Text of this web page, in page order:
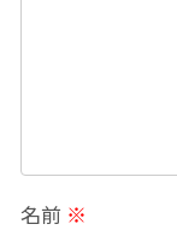
名前 ※